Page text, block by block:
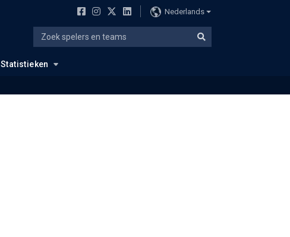
Nederlands
Statistieken